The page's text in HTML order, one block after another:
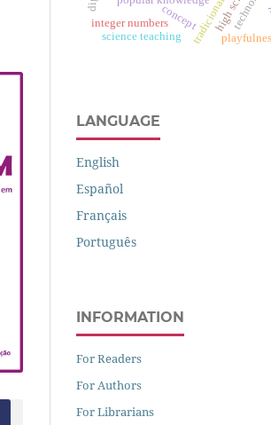
concept
science teaching
integer numbers
LANGUAGE
English
Español
Français
Português
INFORMATION
For Readers
For Authors
For Librarians